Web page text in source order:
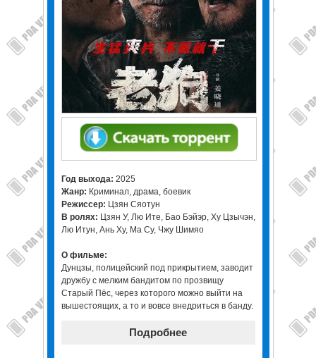
Год выхода: 2025
Жанр: Криминал, драма, боевик
Режиссер: Цзян Сяотун
В ролях: Цзян У, Лю Ите, Бао Бэйэр, Ху Цзычэн,
Лю Итун, Ань Ху, Ма Су, Чжу Шимяо
О фильме:
Дунцзы, полицейский под прикрытием, заводит
дружбу с мелким бандитом по прозвищу
Старый Пёс, через которого можно выйти на
вышестоящих, а то и вовсе внедриться в банду.
Подробнее